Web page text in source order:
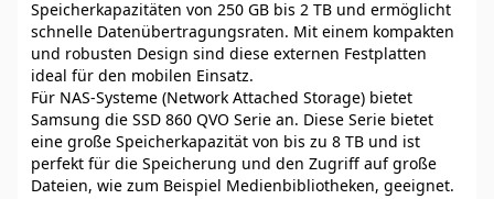
Speicherkapazitäten von 250 GB bis 2 TB und ermöglicht
schnelle Datenübertragungsraten. Mit einem kompakten
und robusten Design sind diese externen Festplatten
ideal für den mobilen Einsatz.
Für NAS-Systeme (Network Attached Storage) bietet
Samsung die SSD 860 QVO Serie an. Diese Serie bietet
eine große Speicherkapazität von bis zu 8 TB und ist
perfekt für die Speicherung und den Zugriff auf große
Dateien, wie zum Beispiel Medienbibliotheken, geeignet.